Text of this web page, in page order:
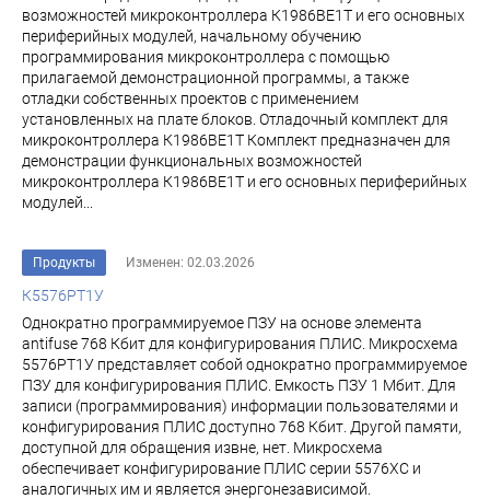
возможностей микроконтроллера К1986ВЕ1Т и его основных
периферийных модулей, начальному обучению
программирования микроконтроллера с помощью
прилагаемой демонстрационной программы, а также
отладки собственных проектов с применением
установленных на плате блоков. Отладочный комплект для
микроконтроллера К1986ВЕ1Т Комплект предназначен для
демонстрации функциональных возможностей
микроконтроллера К1986ВЕ1Т и его основных периферийных
модулей...
Продукты Изменен: 02.03.2026
К5576РТ1У
Однократно программируемое ПЗУ на основе элемента
antifuse 768 Кбит для конфигурирования ПЛИС. Микросхема
5576РТ1У представляет собой однократно программируемое
ПЗУ для конфигурирования ПЛИС. Емкость ПЗУ 1 Мбит. Для
записи (программирования) информации пользователями и
конфигурирования ПЛИС доступно 768 Кбит. Другой памяти,
доступной для обращения извне, нет. Микросхема
обеспечивает конфигурирование ПЛИС серии 5576ХС и
аналогичных им и является энергонезависимой.